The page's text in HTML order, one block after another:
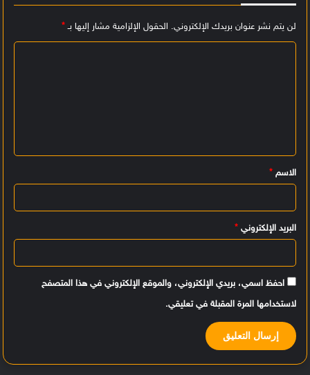
لن يتم نشر عنوان بريدك الإلكتروني. الحقول الإلزامية مشار إليها بـ*
ي
ق
الاسم *
البريد الإلكتروني *
احفظ اسمي، بريدي الإلكتروني، والموقع الإلكتروني في هذا المتصفح
لاستخدامها المرة المقبلة في تعليقي.